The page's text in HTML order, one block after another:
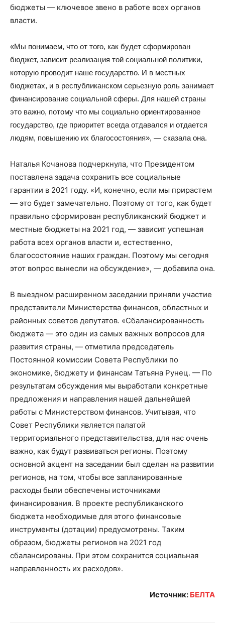
бюджеты — ключевое звено в работе всех органов
власти.
«Мы понимаем, что от того, как будет сформирован
бюджет, зависит реализация той социальной политики,
которую проводит наше государство. И в местных
бюджетах, и в республиканском серьезную роль занимает
финансирование социальной сферы. Для нашей страны
это важно, потому что мы социально ориентированное
государство, где приоритет всегда отдавался и отдается
людям, повышению их благосостояния», — сказала она.
Наталья Кочанова подчеркнула, что Президентом
поставлена задача сохранить все социальные
гарантии в 2021 году. «И, конечно, если мы прирастем
— это будет замечательно. Поэтому от того, как будет
правильно сформирован республиканский бюджет и
местные бюджеты на 2021 год, — зависит успешная
работа всех органов власти и, естественно,
благосостояние наших граждан. Поэтому мы сегодня
этот вопрос вынесли на обсуждение», — добавила она.
В выездном расширенном заседании приняли участие
представители Министерства финансов, областных и
районных советов депутатов. «Сбалансированность
бюджета — это один из самых важных вопросов для
развития страны, — отметила председатель
Постоянной комиссии Совета Республики по
экономике, бюджету и финансам Татьяна Рунец. — По
результатам обсуждения мы выработали конкретные
предложения и направления нашей дальнейшей
работы с Министерством финансов. Учитывая, что
Совет Республики является палатой
территориального представительства, для нас очень
важно, как будут развиваться регионы. Поэтому
основной акцент на заседании был сделан на развитии
регионов, на том, чтобы все запланированные
расходы были обеспечены источниками
финансирования. В проекте республиканского
бюджета необходимые для этого финансовые
инструменты (дотации) предусмотрены. Таким
образом, бюджеты регионов на 2021 год
сбалансированы. При этом сохранится социальная
направленность их расходов».
Источник: БЕЛТА